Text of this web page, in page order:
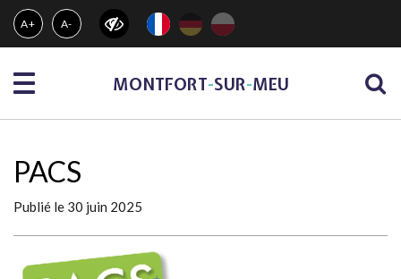
Gestion des traceurs
A+ A-
Menu MONTFORT-SUR-MEU
PACS
Publié le 30 juin 2025